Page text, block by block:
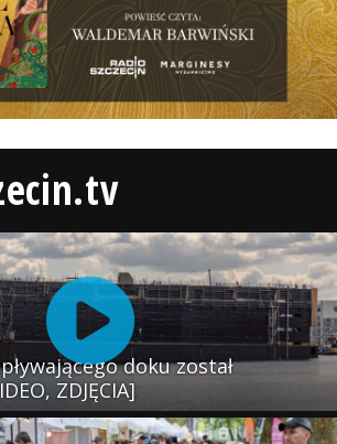
doku został
ZDJĘCIA]